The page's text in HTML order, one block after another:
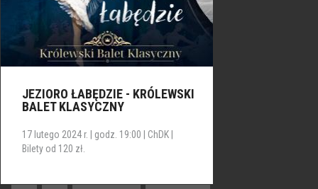
JEZIORO ŁABĘDZIE - KRÓLEWSKI
BALET KLASYCZNY
17 lutego 2024 r. | godz. 19:00 | ChDK |
Bilety od 120 zł.